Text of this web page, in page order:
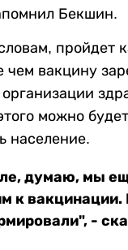
Бекшин.
пройдет
чем вакцину
можно
население.
думаю, мы
к вакцинации.
-